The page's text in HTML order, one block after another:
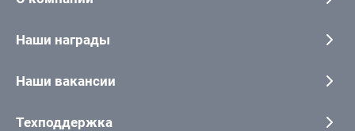
Наши награды
Наши вакансии
Техподдержка